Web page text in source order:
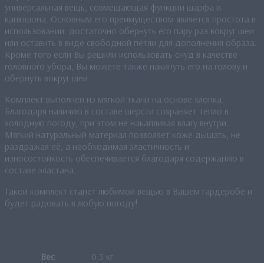
универсальная вещь, совмещающая функции шарфа и
капюшона. Основным его преимуществом является простота в
использовании: достаточно обернуть его пару раз вокруг шеи
или оставить в виде свободной петли для дополнения образа.
Кроме того если Вы решили использовать снуд в качестве
головного убора, Вы можете также накинуть его на голову и
обернуть вокруг шеи.
Комплект выполнен из мягкой ткани на основе хлопка.
Благодаря наличию в составе шерсти сохраняет тепло в
холодную погоду, при этом не накапливая влагу внутри.
Мягкий натуральный материал позволяет коже дышать, не
раздражая её, а необходимая эластичность и
износостойкость обеспечивается благодаря содержанию в
составе эластана.
Такой комплект станет любимой вещью в Вашем гардеробе и
будет радовать в любую погоду!
Вес
0.3 кг